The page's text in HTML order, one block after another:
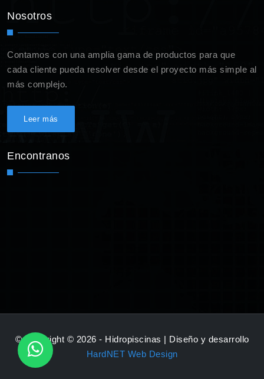
Nosotros
Contamos con una amplia gama de productos para que
cada cliente pueda resolver desde el proyecto más simple al
más complejo.
Leer más
Encontranos
© Copyright © 2026 - Hidropiscinas | Diseño y desarrollo
HardNET Web Design